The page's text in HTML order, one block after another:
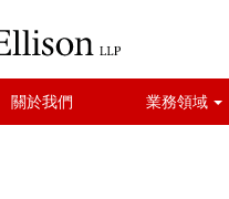
關於我們 業務領域